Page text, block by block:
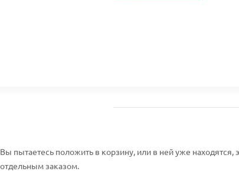
Вы пытаетесь положить в корзину, или в ней уже находятся,
отдельным заказом.